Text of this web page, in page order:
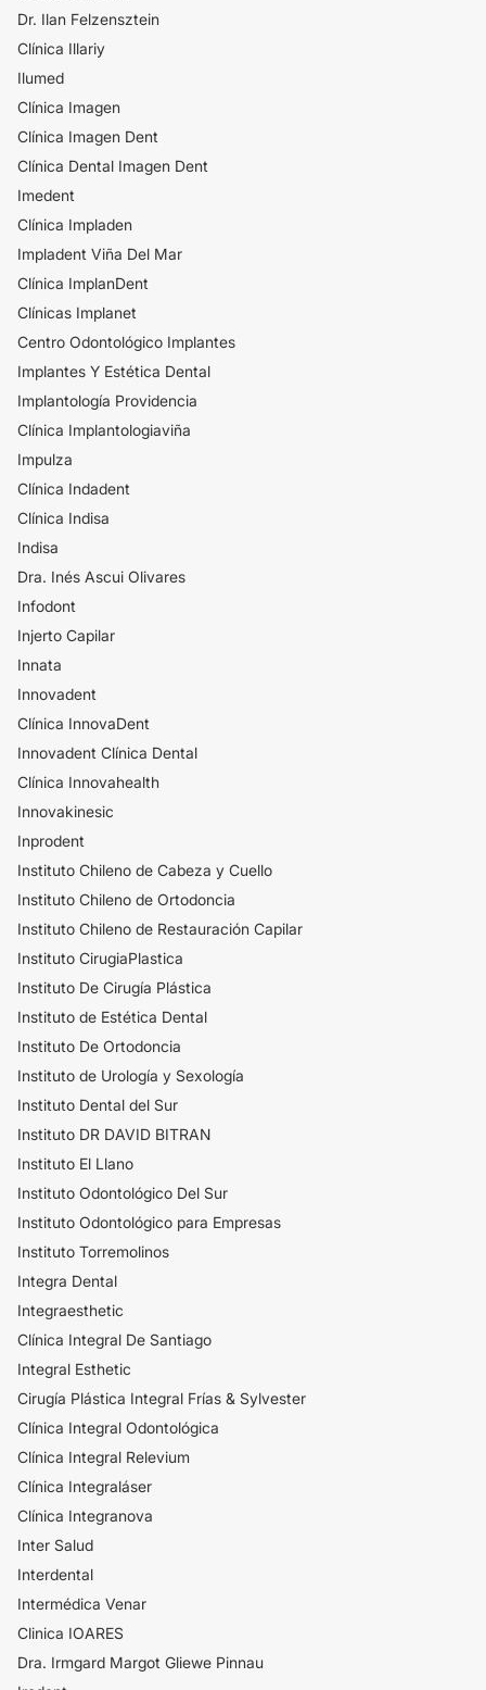
Dr. Ilan Felzensztein
Clínica Illariy
Ilumed
Clínica Imagen
Clínica Imagen Dent
Clínica Dental Imagen Dent
Imedent
Clínica Impladen
Impladent Viña Del Mar
Clínica ImplanDent
Clínicas Implanet
Centro Odontológico Implantes
Implantes Y Estética Dental
Implantología Providencia
Clínica Implantologiaviña
Impulza
Clínica Indadent
Clínica Indisa
Indisa
Dra. Inés Ascui Olivares
Infodont
Injerto Capilar
Innata
Innovadent
Clínica InnovaDent
​Innovadent Clínica Dental
Clínica Innovahealth
Innovakinesic
Inprodent
Instituto Chileno de Cabeza y Cuello
Instituto Chileno de Ortodoncia
Instituto Chileno de Restauración Capilar
Instituto CirugiaPlastica
Instituto De Cirugía Plástica
Instituto de Estética Dental
Instituto De Ortodoncia
Instituto de Urología y Sexología
Instituto Dental del Sur
Instituto DR DAVID BITRAN
Instituto El Llano
Instituto Odontológico Del Sur
Instituto Odontológico para Empresas
Instituto Torremolinos
Integra Dental
Integraesthetic
Clínica Integral De Santiago
Integral Esthetic
Cirugía Plástica Integral Frías & Sylvester
Clínica Integral Odontológica
Clínica Integral Relevium
Clínica Integraláser
Clínica Integranova
Inter Salud
Interdental
Intermédica Venar
Clinica IOARES
Dra. Irmgard Margot Gliewe Pinnau